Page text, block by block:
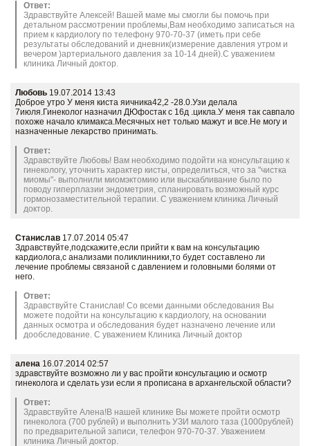
Ответ:
Здравствуйте Алексей! Вашей маме мы смогли бы помочь при
детальном рассмотрении проблемы,Вам необходимо записаться на
прием к кардиологу по телефону 970-70-37 (иметь при себе
результаты обследований и дневник(измерение давления утром и
вечером )артериального давления за 10-14 дней).С уважением
клиника Личный доктор.
Любовь 19.07.2014 13:43
Доброе утро У меня киста яичника42,2 -28.0.Узи делала
7июля.Гинеколог назначил ДЮфостак с 16д .цикла.У меня так савпало
похоже начало климакса.Месячных нет только мажут и все.Не могу и
назначенные лекарство принимать.
Ответ:
Здравствуйте Любовь! Вам необходимо подойти на консультацию к
гинекологу, уточнить характер кисты, определиться, что за "чистка
миомы"- выполнили миомэктомию или выскабливание было по
поводу гиперплазии эндометрия, спланировать возможный курс
гормонозаместительной терапии. С уважением клиника Личный
доктор.
Станислав 17.07.2014 05:47
Здравствуйте,подскажите,если прийти к вам на консультацию
кардиолога,с анализами поликлинники,то будет составлено ли
лечение проблемы связаной с давлением и головными болями от
него.
Ответ:
Здравствуйте Станислав! Со всеми данными обследования Вы
можете подойти на консультацию к кардиологу, на основании
данных осмотра и обследования будет назначено лечение или
дообследование. С уважением Клиника Личный доктор
алена 16.07.2014 02:57
здравствуйте возможно ли у вас пройти консультацию и осмотр
гинеколога и сделать узи если я прописана в архангельской области?
Ответ:
Здравствуйте Алена!В нашей клинике Вы можете пройти осмотр
гинеколога (700 рублей) и выполнить УЗИ малого таза (1000рублей)
по предварительной записи, телефон 970-70-37. Уважением
клиника Личный доктор.